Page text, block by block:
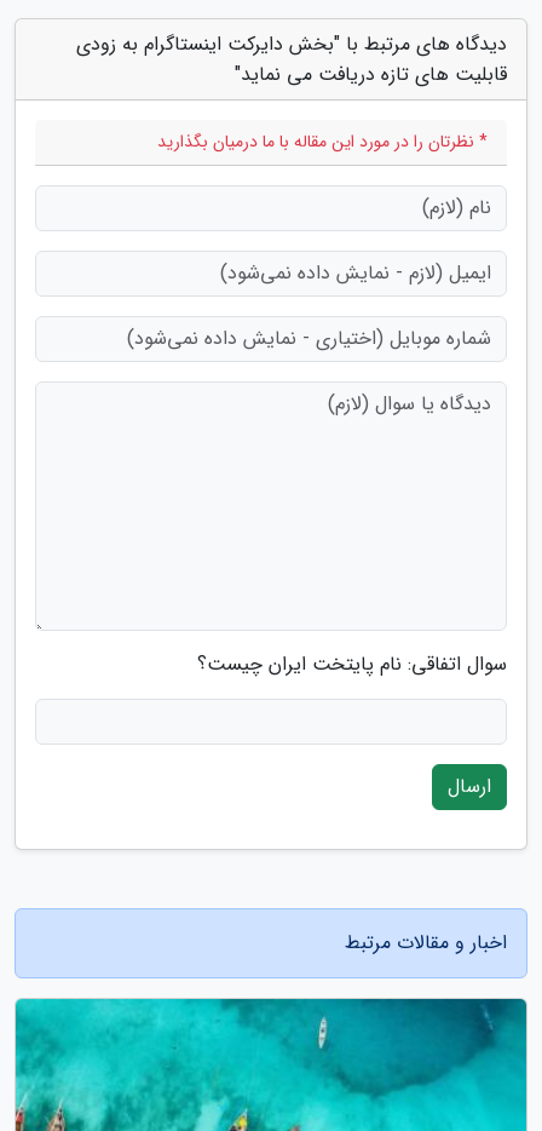
دیدگاه های مرتبط با "بخش دایرکت اینستاگرام به زودی
قابلیت های تازه دریافت می نماید"
* نظرتان را در مورد این مقاله با ما درمیان بگذارید
سوال اتفاقی: نام پایتخت ایران چیست؟
ارسال
اخبار و مقالات مرتبط